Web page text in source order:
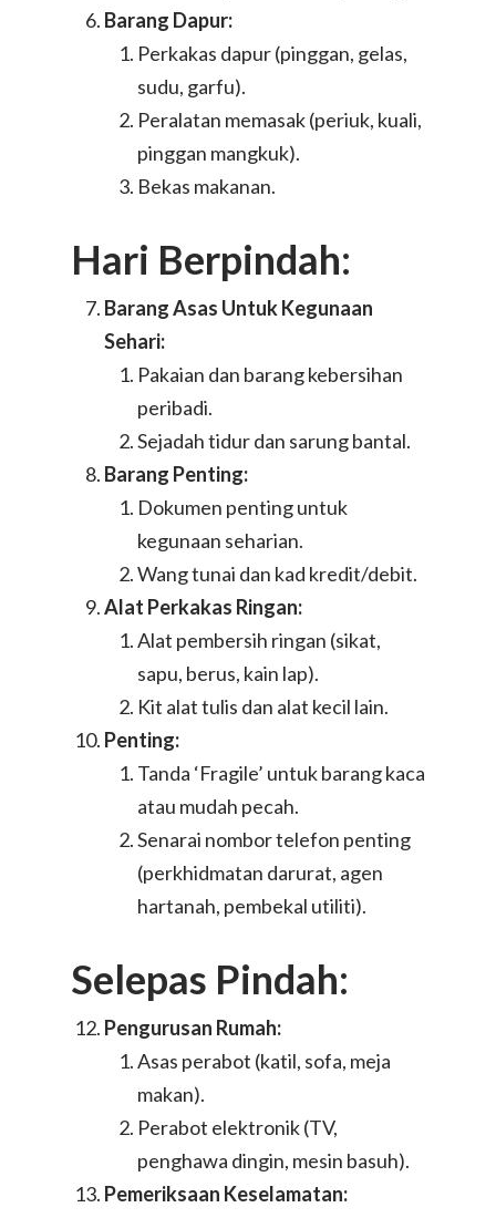
Barang Dapur:
Perkakas dapur (pinggan, gelas,
sudu, garfu).
Peralatan memasak (periuk, kuali,
pinggan mangkuk).
Bekas makanan.
Hari Berpindah:
Barang Asas Untuk Kegunaan
Sehari:
Pakaian dan barang kebersihan
peribadi.
Sejadah tidur dan sarung bantal.
Barang Penting:
Dokumen penting untuk
kegunaan seharian.
Wang tunai dan kad kredit/debit.
Alat Perkakas Ringan:
Alat pembersih ringan (sikat,
sapu, berus, kain lap).
Kit alat tulis dan alat kecil lain.
Penting:
Tanda ‘Fragile’ untuk barang kaca
atau mudah pecah.
Senarai nombor telefon penting
(perkhidmatan darurat, agen
hartanah, pembekal utiliti).
Selepas Pindah:
Pengurusan Rumah:
Asas perabot (katil, sofa, meja
makan).
Perabot elektronik (TV,
penghawa dingin, mesin basuh).
Pemeriksaan Keselamatan: